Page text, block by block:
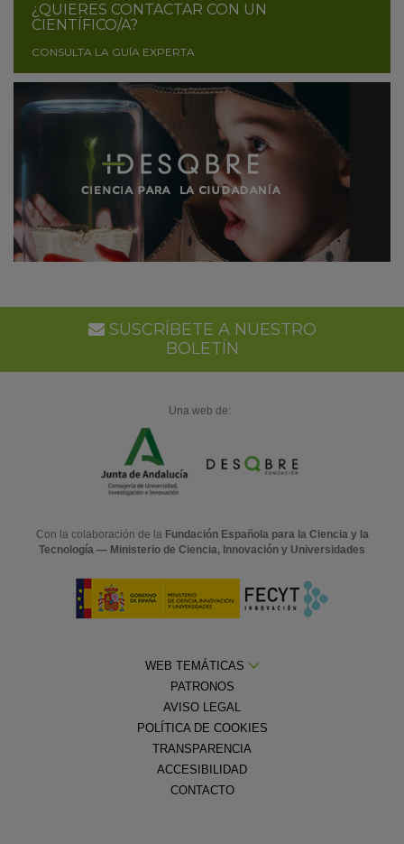
¿QUIERES CONTACTAR CON UN
CIENTÍFICO/A?
CONSULTA LA GUÍA EXPERTA
SUSCRÍBETE A NUESTRO
BOLETÍN
Una web de:
Con la colaboración de la Fundación Española para la Ciencia y la
Tecnología — Ministerio de Ciencia, Innovación y Universidades
WEB TEMÁTICAS
PATRONOS
AVISO LEGAL
POLÍTICA DE COOKIES
TRANSPARENCIA
ACCESIBILIDAD
CONTACTO